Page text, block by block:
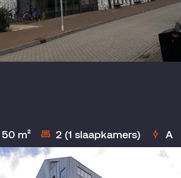
50 m² 2 (1 slaapkamers) A